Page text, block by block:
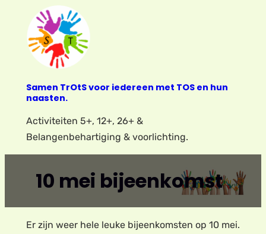
inhoud
Samen TrOtS voor iedereen met TOS en hun
naasten.
Activiteiten 5+, 12+, 26+ &
Belangenbehartiging & voorlichting.
10 mei bijeenkomst
Er zijn weer hele leuke bijeenkomsten op 10 mei.